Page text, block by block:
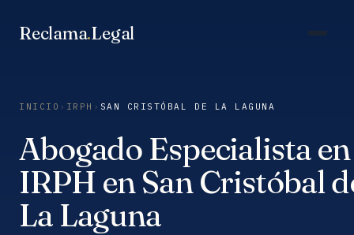
Reclama.Legal
INICIO › IRPH › SAN CRISTÓBAL DE LA LAGUNA
Abogado Especialista en
IRPH en San Cristóbal
La Laguna